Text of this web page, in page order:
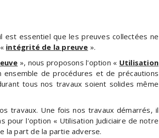
est essentiel que les preuves collectées ne
intégrité de la preuve ».
», nous proposons l'option « Utilisation
de procédures et de précautions
tous nos travaux soient solides même
travaux. Une fois nos travaux démarrés, il
pour l'option « Utilisation Judiciaire de notre
la part de la partie adverse.